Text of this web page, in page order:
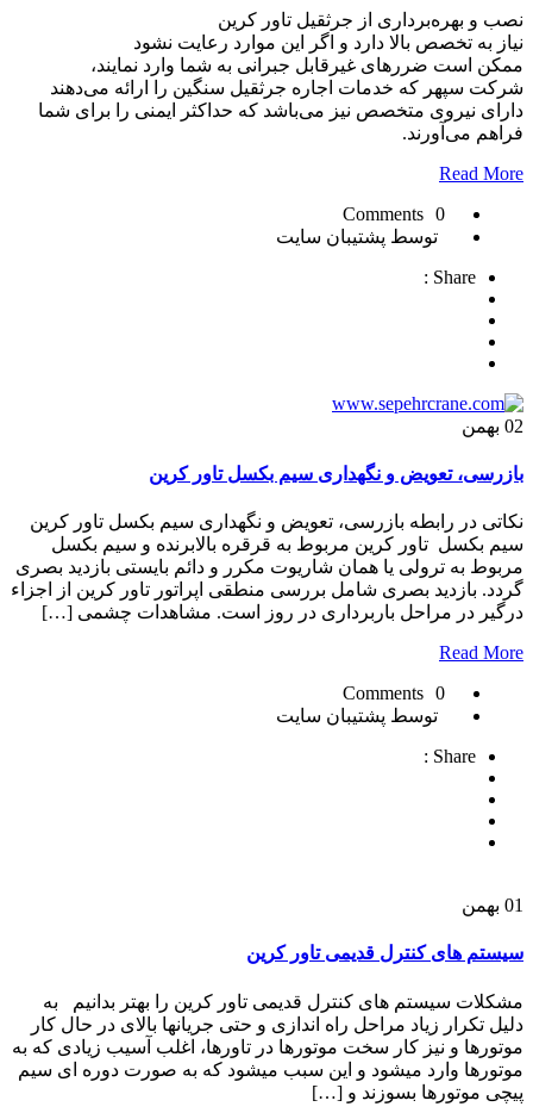
نصب و بهره‌برداری از جرثقیل تاور کرین
نیاز به تخصص بالا دارد و اگر این موارد رعایت نشود
ممکن است ضررهای غیرقابل جبرانی به شما وارد نمایند،
شرکت‌ سپهر که خدمات اجاره جرثقیل سنگین را ارائه می‌دهند
دارای نیروی متخصص نیز می‌باشد که حداکثر ایمنی را برای شما
فراهم می‌آورند.
Read More
0 Comments
توسط پشتیبان سایت
Share :
02 بهمن
بازرسی، تعویض و نگهداری سیم بکسل تاور کرین
نکاتی در رابطه بازرسی، تعویض و نگهداری سیم بکسل تاور کرین
سیم بکسل تاور کرین مربوط به قرقره بالابرنده و سیم بکسل
مربوط به ترولی یا همان شاریوت مکرر و دائم بایستی بازدید بصری
گردد. بازدید بصری شامل بررسی منطقی اپراتور تاور کرین از اجزاء
درگیر در مراحل باربرداری در روز است. مشاهدات چشمی […]
Read More
0 Comments
توسط پشتیبان سایت
Share :
01 بهمن
سیستم های کنترل قدیمی تاور کرین
مشکلات سیستم های کنترل قدیمی تاور کرین را بهتر بدانیم به
دلیل تکرار زیاد مراحل راه اندازی و حتی جریانها بالای در حال کار
موتورها و نیز کار سخت موتورها در تاورها، اغلب آسیب زیادی که به
موتورها وارد میشود و این سبب میشود که به صورت دوره ای سیم
پیچی موتورها بسوزند و […]